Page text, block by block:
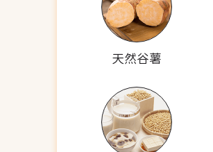
天然谷薯